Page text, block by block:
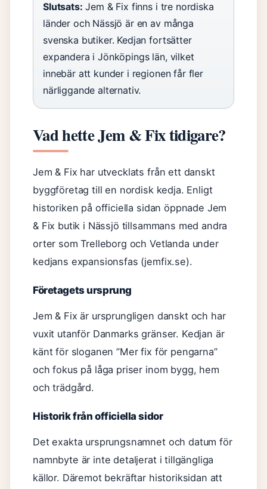
Slutsats: Jem & Fix finns i tre nordiska
länder och Nässjö är en av många
svenska butiker. Kedjan fortsätter
expandera i Jönköpings län, vilket
innebär att kunder i regionen får fler
närliggande alternativ.
Vad hette Jem & Fix tidigare?
Jem & Fix har utvecklats från ett danskt
byggföretag till en nordisk kedja. Enligt
historiken på officiella sidan öppnade Jem
& Fix butik i Nässjö tillsammans med andra
orter som Trelleborg och Vetlanda under
kedjans expansionsfas (jemfix.se).
Företagets ursprung
Jem & Fix är ursprungligen danskt och har
vuxit utanför Danmarks gränser. Kedjan är
känt för sloganen ”Mer fix för pengarna”
och fokus på låga priser inom bygg, hem
och trädgård.
Historik från officiella sidor
Det exakta ursprungsnamnet och datum för
namnbyte är inte detaljerat i tillgängliga
källor. Däremot bekräftar historiksidan att